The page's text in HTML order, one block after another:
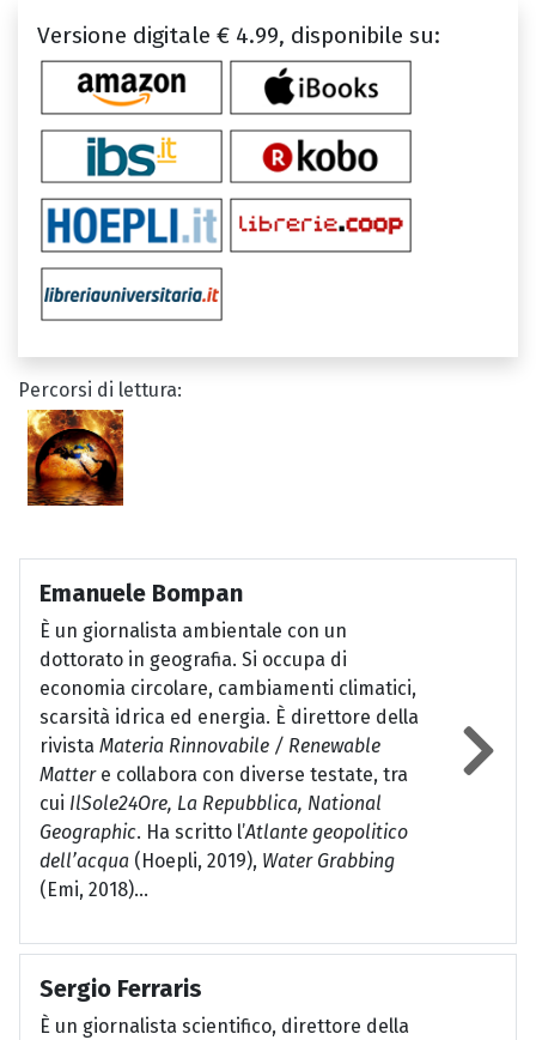
Versione digitale € 4.99, disponibile su:
Percorsi di lettura:
Emanuele Bompan
È un giornalista ambientale con un
dottorato in geografia. Si occupa di
economia circolare, cambiamenti climatici,
scarsità idrica ed energia. È direttore della
rivista Materia Rinnovabile / Renewable
Matter e collabora con diverse testate, tra
cui IlSole24Ore, La Repubblica, National
Geographic. Ha scritto l’Atlante geopolitico
dell’acqua (Hoepli, 2019), Water Grabbing
(Emi, 2018)...
Sergio Ferraris
È un giornalista scientifico, direttore della